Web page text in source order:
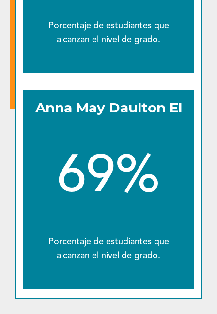
Porcentaje de estudiantes que
alcanzan el nivel de grado.
Anna May Daulton El
69%
Porcentaje de estudiantes que
alcanzan el nivel de grado.